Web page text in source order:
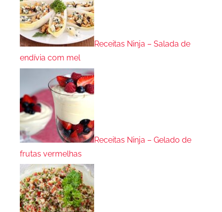
Receitas Ninja – Salada de
endívia com mel
Receitas Ninja – Gelado de
frutas vermelhas